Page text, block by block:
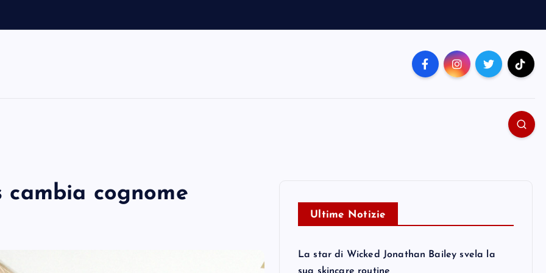
cognome
Ultime Notizie
La star di Wicked Jonathan Bailey svela la
sua skincare routine